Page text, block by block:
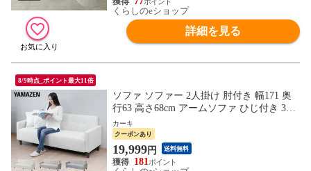
くらしのeショップ
詳細を見る
8/9時点_ポイント最大11倍
ソファ ソファー 2人掛け 肘付き 幅171 奥
行63 高さ68cm アームソファ ひじ付き 3人
掛け 二人掛け 三人掛け アームソファ 山善
YAMAZEN 【送料無料】
カーキ
クーポンあり
19,999円 送料無料
181